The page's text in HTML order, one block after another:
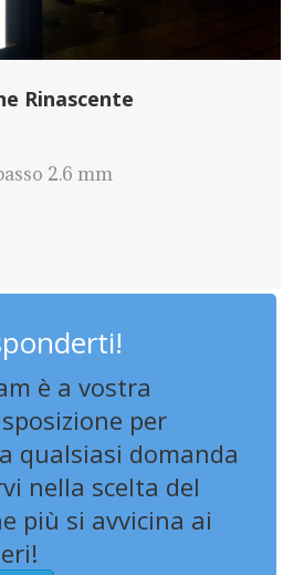
Rinascente
2.6 mm
è a vostra
per
qualsiasi domanda
nella scelta del
più si avvicina ai